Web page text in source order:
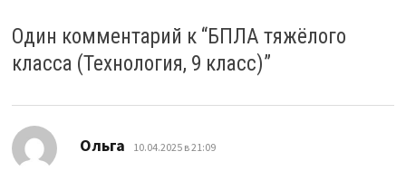
Один комментарий к “БПЛА тяжёлого
класса (Технология, 9 класс)”
Ольга 10.04.2025 в 21:09